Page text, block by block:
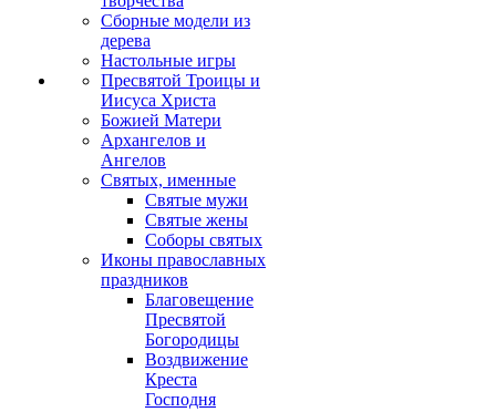
Сборные модели из
дерева
Настольные игры
Пресвятой Троицы и
Иисуса Христа
Божией Матери
Архангелов и
Ангелов
Святых, именные
Святые мужи
Святые жены
Соборы святых
Иконы православных
праздников
Благовещение
Пресвятой
Богородицы
Воздвижение
Креста
Господня